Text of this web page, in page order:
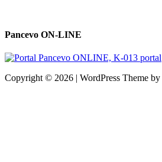
Pancevo ON-LINE
Copyright © 2026 | WordPress Theme by